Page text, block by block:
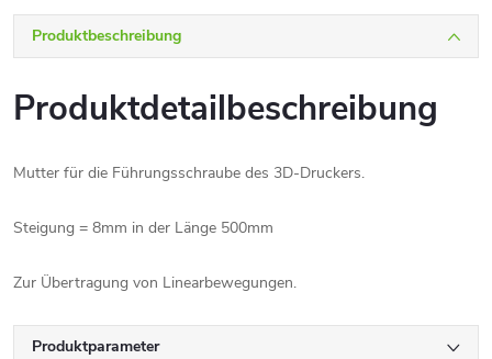
Produktbeschreibung
Produktdetailbeschreibung
Mutter für die Führungsschraube des 3D-Druckers.
Steigung = 8mm in der Länge 500mm
Zur Übertragung von Linearbewegungen.
Produktparameter